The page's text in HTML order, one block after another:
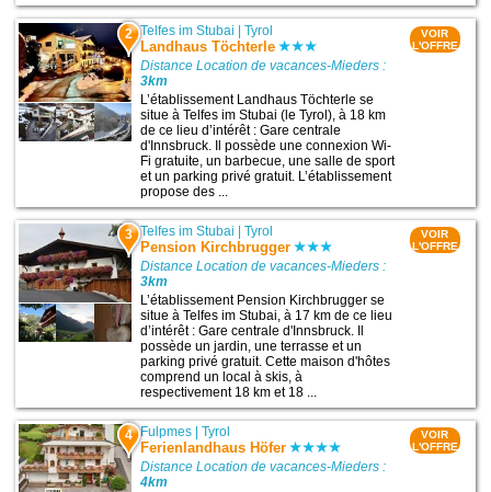
2 Telfes im Stubai |Tyrol
Landhaus Töchterle
Distance Location de vacances-Mieders :
3km
L’établissement Landhaus Töchterle se
situe à Telfes im Stubai (le Tyrol), à 18 km
de ce lieu d’intérêt : Gare centrale
d'Innsbruck. Il possède une connexion Wi-
Fi gratuite, un barbecue, une salle de sport
et un parking privé gratuit. L’établissement
propose des ...
VOIR
L'OFFRE
3 Telfes im Stubai |Tyrol
Pension Kirchbrugger
Distance Location de vacances-Mieders :
3km
L’établissement Pension Kirchbrugger se
situe à Telfes im Stubai, à 17 km de ce lieu
d’intérêt : Gare centrale d'Innsbruck. Il
possède un jardin, une terrasse et un
parking privé gratuit. Cette maison d'hôtes
comprend un local à skis, à
respectivement 18 km et 18 ...
VOIR
L'OFFRE
4 Fulpmes |Tyrol
Ferienlandhaus Höfer
Distance Location de vacances-Mieders :
4km
VOIR
L'OFFRE